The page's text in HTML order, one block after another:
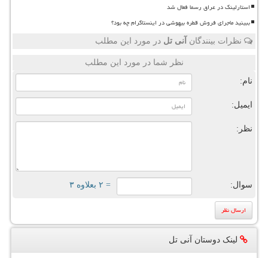
استارلینک در عراق رسما فعال شد
ببینید ماجرای فروش قطره بیهوشی در اینستاگرام چه بود؟
نظرات بینندگان آنی تل در مورد این مطلب
نظر شما در مورد این مطلب
نام:
ایمیل:
نظر:
سوال: = ۲ بعلاوه ۳
لینک دوستان آنی تل